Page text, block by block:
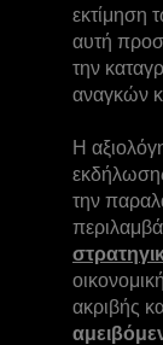
εκτίμηση
αυτή
την
αναγκών
Η
την
ακριβής